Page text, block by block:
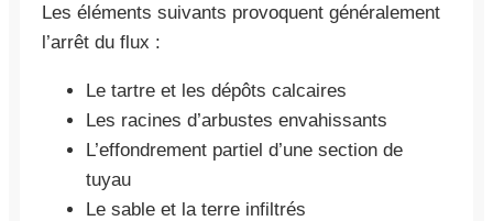
Les éléments suivants provoquent généralement
l’arrêt du flux :
Le tartre et les dépôts calcaires
Les racines d’arbustes envahissants
L’effondrement partiel d’une section de
tuyau
Le sable et la terre infiltrés